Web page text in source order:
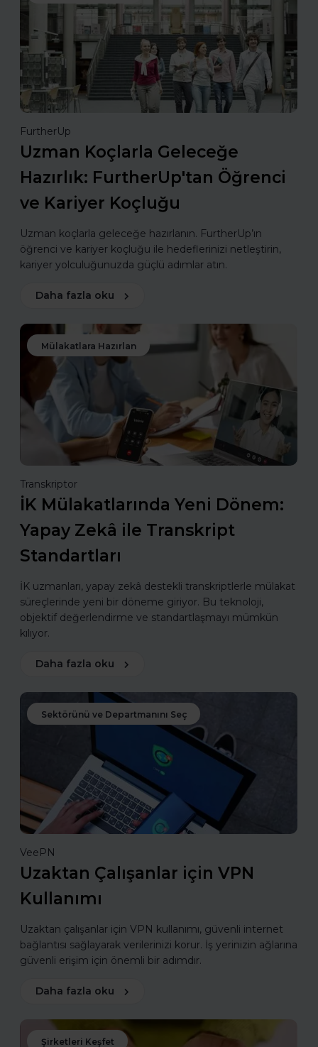
FurtherUp
Uzman Koçlarla Geleceğe
Hazırlık: FurtherUp'tan Öğrenci
ve Kariyer Koçluğu
Uzman koçlarla geleceğe hazırlanın. FurtherUp’ın
öğrenci ve kariyer koçluğu ile hedeflerinizi netleştirin,
kariyer yolculuğunuzda güçlü adımlar atın.
Daha fazla oku
Mülakatlara Hazırlan
Transkriptor
İK Mülakatlarında Yeni Dönem:
Yapay Zekâ ile Transkript
Standartları
İK uzmanları, yapay zekâ destekli transkriptlerle mülakat
süreçlerinde yeni bir döneme giriyor. Bu teknoloji,
objektif değerlendirme ve standartlaşmayı mümkün
kılıyor.
Daha fazla oku
Sektörünü ve Departmanını Seç
VeePN
Uzaktan Çalışanlar için VPN
Kullanımı
Uzaktan çalışanlar için VPN kullanımı, güvenli internet
bağlantısı sağlayarak verilerinizi korur. İş yerinizin ağlarına
güvenli erişim için önemli bir adımdır.
Daha fazla oku
Şirketleri Keşfet